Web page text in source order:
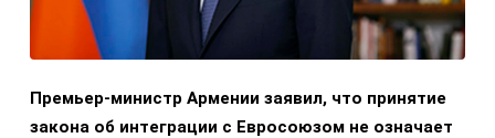
Премьер-министр Армении заявил, что принятие
закона об интеграции с Евросоюзом не означает